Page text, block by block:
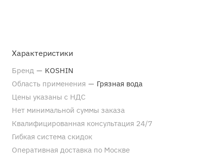
Характеристики
Бренд — KOSHIN
Область применения — Грязная вода
Цены указаны с НДС
Нет минимальной суммы заказа
Квалифицированная консультация 24/7
Гибкая система скидок
Оперативная доставка по Москве